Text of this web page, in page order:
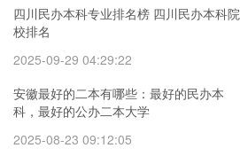
四川民办本科专业排名榜 四川民办本科院
校排名
2025-09-29 04:29:22
安徽最好的二本有哪些：最好的民办本
科，最好的公办二本大学
2025-08-23 09:12:05